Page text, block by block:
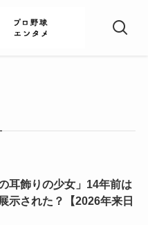
の耳飾りの少女」14年前は
示された？【2026年来日